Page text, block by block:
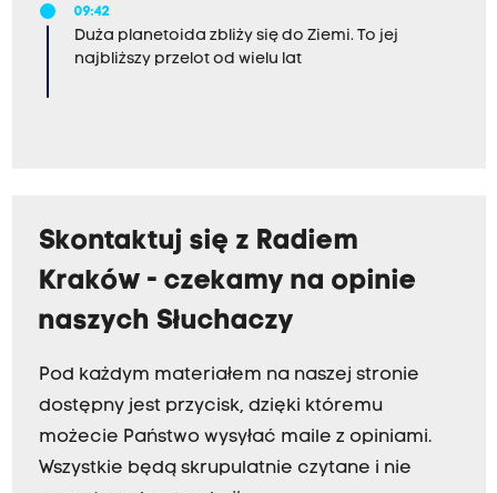
09:42
Duża planetoida zbliży się do Ziemi. To jej
najbliższy przelot od wielu lat
Skontaktuj się z Radiem
Kraków - czekamy na opinie
naszych Słuchaczy
Pod każdym materiałem na naszej stronie
dostępny jest przycisk, dzięki któremu
możecie Państwo wysyłać maile z opiniami.
Wszystkie będą skrupulatnie czytane i nie